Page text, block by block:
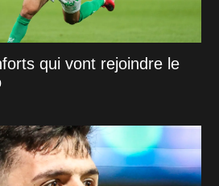
qui vont rejoindre le